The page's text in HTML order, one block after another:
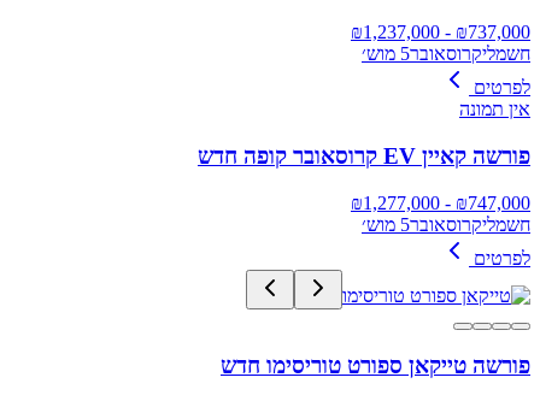
₪737,000
- ₪
1,237,000
חשמליקרוסאובר5 מוש׳
לפרטים
אין תמונה
פורשה קאיין EV קרוסאובר קופה חדש
₪747,000
- ₪
1,277,000
חשמליקרוסאובר5 מוש׳
לפרטים
פורשה טייקאן ספורט טוריסימו חדש